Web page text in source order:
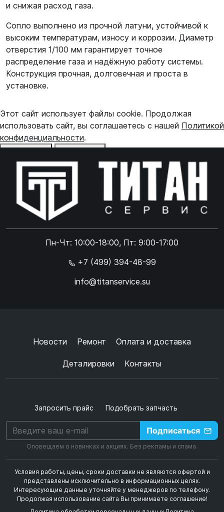
и снижая расход газа.
Сопло выполнено из прочной латуни, устойчивой к
высоким температурам, износу и коррозии. Диаметр
отверстия 1/100 мм гарантирует точное
распределение газа и надёжную работу системы.
Конструкция прочная, долговечная и проста в
установке.
Пн-Чт: 10:00-18:00, Пт: 9:00-17:00
+7 (499) 394-48-99
info@titanservice.su
Новости Ремонт Оплата и доставка
Деталировки Контакты
Запросить прайс Подобрать запчасть
Подписаться
Оповещаем о новинках и акциях. Без рекламы и спама.
Условия работы, цены, сроки доставки не являются офертой и
представлены исключительно в информационных целях.
Интересующие данные уточняйте у менеджеров по телефону.
Продолжая использование сайта Вы принимаете соглашение!
Этот сайт использует файлы cookie. Продолжая
использовать сайт, вы соглашаетесь с нашей Политикой
конфиденциальности.
Online чат
Online чат